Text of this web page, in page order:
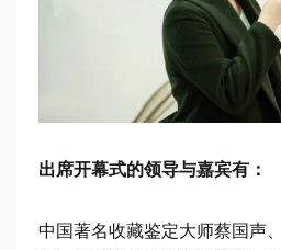
出席开幕式的领导与嘉宾有：
中国著名收藏鉴定大师蔡国声